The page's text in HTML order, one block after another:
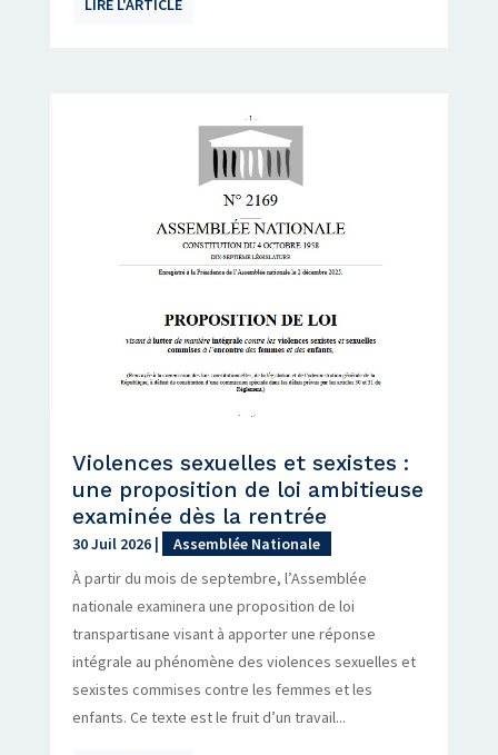
LIRE L'ARTICLE
Violences sexuelles et sexistes :
une proposition de loi ambitieuse
examinée dès la rentrée
30 Juil 2026|
Assemblée Nationale
À partir du mois de septembre, l’Assemblée
nationale examinera une proposition de loi
transpartisane visant à apporter une réponse
intégrale au phénomène des violences sexuelles et
sexistes commises contre les femmes et les
enfants. Ce texte est le fruit d’un travail...